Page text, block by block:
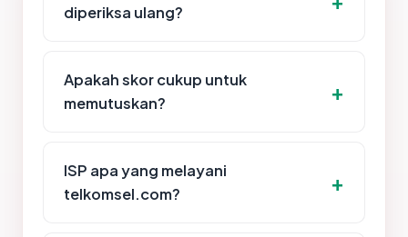
diperiksa ulang?
Apakah skor cukup untuk
memutuskan?
ISP apa yang melayani
telkomsel.com?